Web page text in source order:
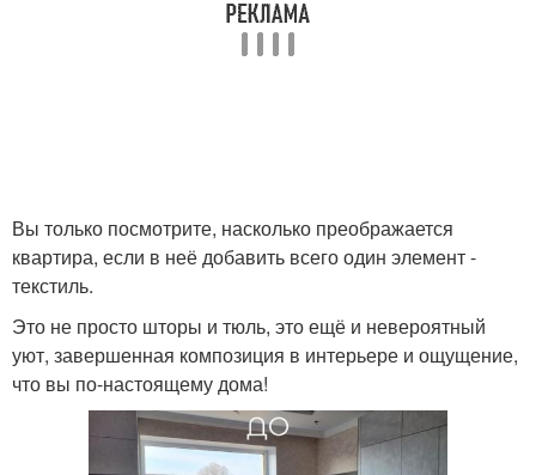
Вы только посмотрите, насколько преображается
квартира, если в неё добавить всего один элемент -
текстиль.
Это не просто шторы и тюль, это ещё и невероятный
уют, завершенная композиция в интерьере и ощущение,
что вы по-настоящему дома!